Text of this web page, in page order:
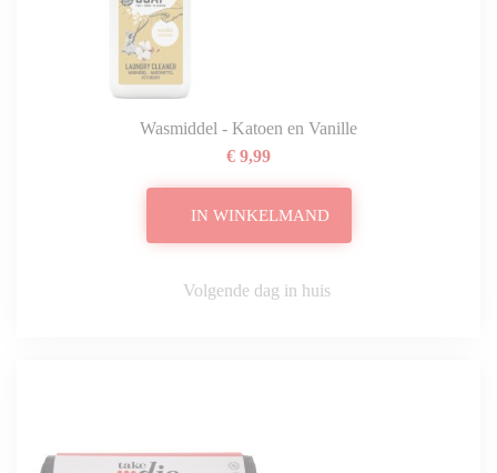
Wasmiddel - Katoen en Vanille
€ 9,99
IN WINKELMAND
Volgende dag in huis